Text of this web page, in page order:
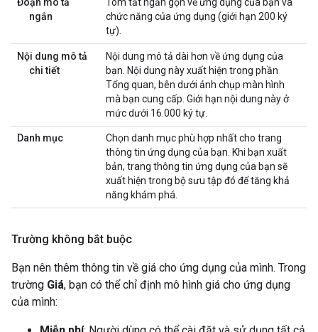
ngắn
chức năng của ứng dụng (giới hạn 200 ký
tự).
Nội dung mô tả
chi tiết
Nội dung mô tả dài hơn về ứng dụng của
bạn. Nội dung này xuất hiện trong phần
Tổng quan, bên dưới ảnh chụp màn hình
mà bạn cung cấp. Giới hạn nội dung này ở
mức dưới 16.000 ký tự.
Danh mục
Chọn danh mục phù hợp nhất cho trang
thông tin ứng dụng của bạn. Khi bạn xuất
bản, trang thông tin ứng dụng của bạn sẽ
xuất hiện trong bộ sưu tập đó để tăng khả
năng khám phá.
Trường không bắt buộc
Bạn nên thêm thông tin về giá cho ứng dụng của mình. Trong
trường Giá, bạn có thể chỉ định mô hình giá cho ứng dụng
của mình: